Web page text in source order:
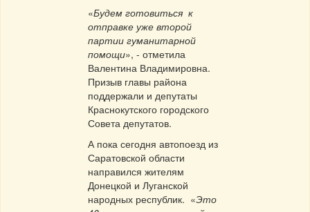
«Будем готовиться к
отправке уже второй
партии гуманитарной
помощи», - отметила
Валентина Владимировна.
Призыв главы района
поддержали и депутаты
Краснокутского городского
Совета депутатов.
А пока сегодня автопоезд из
Саратовской области
направился жителям
Донецкой и Луганской
народных республик. «Это